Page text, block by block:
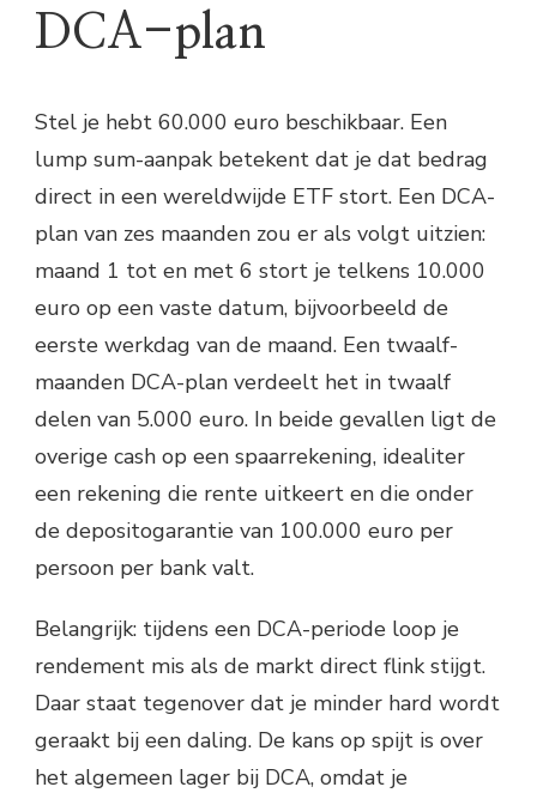
DCA-plan
Stel je hebt 60.000 euro beschikbaar. Een
lump sum-aanpak betekent dat je dat bedrag
direct in een wereldwijde ETF stort. Een DCA-
plan van zes maanden zou er als volgt uitzien:
maand 1 tot en met 6 stort je telkens 10.000
euro op een vaste datum, bijvoorbeeld de
eerste werkdag van de maand. Een twaalf-
maanden DCA-plan verdeelt het in twaalf
delen van 5.000 euro. In beide gevallen ligt de
overige cash op een spaarrekening, idealiter
een rekening die rente uitkeert en die onder
de depositogarantie van 100.000 euro per
persoon per bank valt.
Belangrijk: tijdens een DCA-periode loop je
rendement mis als de markt direct flink stijgt.
Daar staat tegenover dat je minder hard wordt
geraakt bij een daling. De kans op spijt is over
het algemeen lager bij DCA, omdat je